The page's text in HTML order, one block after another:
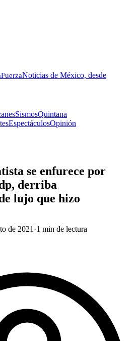
FuerzaNoticias de México, desde
SismosQuintana
EspectáculosOpinión
se enfurece por
derriba
lujo que hizo
de 2021 ·1 min de lectura